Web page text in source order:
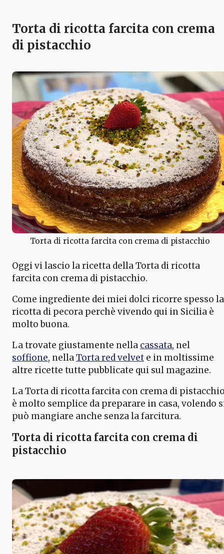
Torta di ricotta farcita con crema
di pistacchio
Torta di ricotta farcita con crema di pistacchio
Oggi vi lascio la ricetta della Torta di ricotta
farcita con crema di pistacchio.
Come ingrediente dei miei dolci ricorre spesso la
ricotta di pecora perchè vivendo qui in Sicilia è
molto buona.
La trovate giustamente nella cassata, nel
soffione, nellaTorta red velvet e in moltissime
altre ricette tutte pubblicate qui sul magazine.
La Torta di ricotta farcita con crema di
è molto semplice da preparare in casa, volendo
può mangiare anche senza la farcitura.
Torta di ricotta farcita con crema di
pistacchio